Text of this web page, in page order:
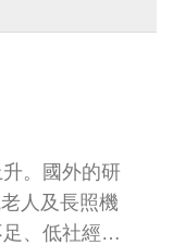
。國外的研
人及長照機
、低社經地